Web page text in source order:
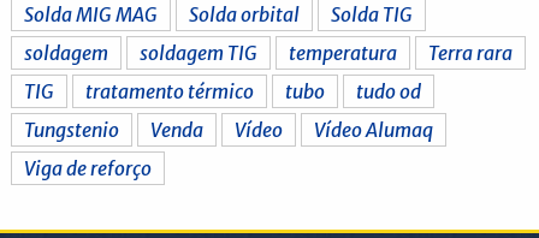
Solda MIG MAG
Solda orbital
Solda TIG
soldagem
soldagem TIG temperatura
Terra rara
TIG
tratamento térmico tubo
tudo od
Tungstenio
Venda Vídeo
Vídeo Alumaq
Viga de reforço